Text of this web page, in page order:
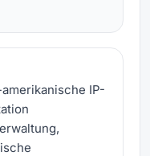
IP-